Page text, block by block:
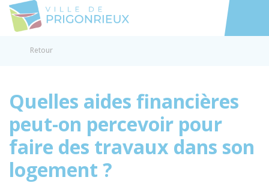
Accéder
Retour
Quelles aides financières
peut-on percevoir pour
faire des travaux dans son
logement ?